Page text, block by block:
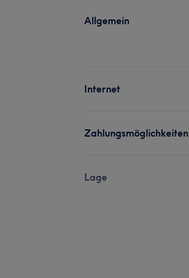
Allgemein
Internet
Zahlungsmöglichkeiten
Lage